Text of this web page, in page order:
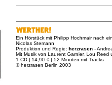
Ein Hörstück mit Philipp Hochmair nach
Nicolas Stemann
Produktion und Regie: herzrasen -
Mit Musik von Laurent Garnier, Lou Reed
1 CD | 14,90 € | 52 Minuten mit Tracks
© herzrasen Berlin 2003